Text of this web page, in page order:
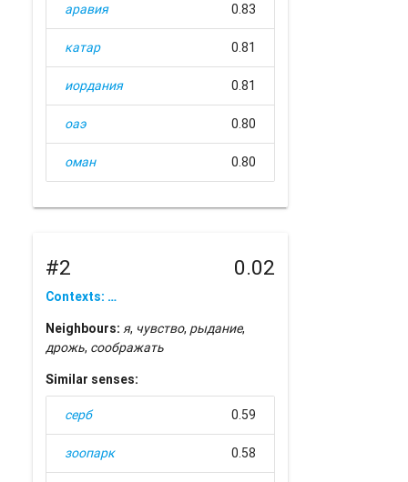
аравия 0.83
катар 0.81
иордания 0.81
оаэ 0.80
оман 0.80
#2 0.02
Contexts: …
Neighbours: я, чувство, рыдание,
дрожь, соображать
Similar senses:
серб 0.59
зоопарк 0.58